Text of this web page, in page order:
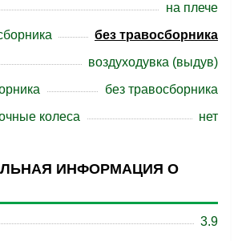
на плече
без травосборника
воздуходувка (выдув)
без травосборника
колеса
нет
ИНФОРМАЦИЯ О
3.9